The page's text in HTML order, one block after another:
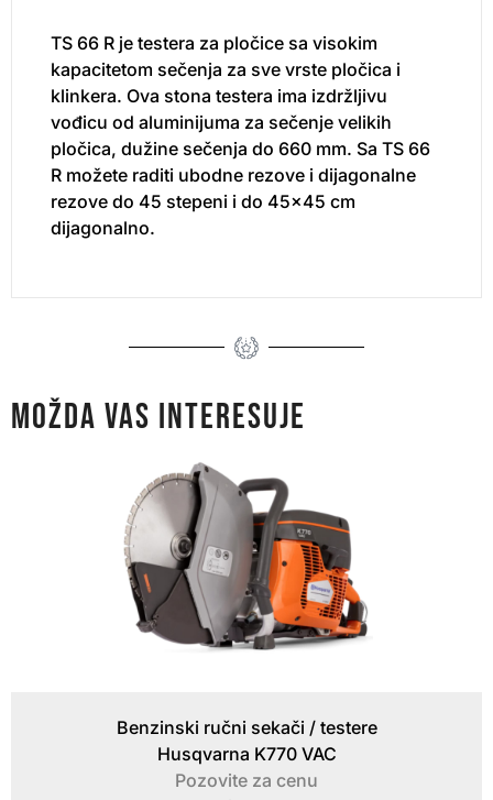
TS 66 R je testera za pločice sa visokim
kapacitetom sečenja za sve vrste pločica i
klinkera. Ova stona testera ima izdržljivu
vođicu od aluminijuma za sečenje velikih
pločica, dužine sečenja do 660 mm. Sa TS 66
R možete raditi ubodne rezove i dijagonalne
rezove do 45 stepeni i do 45×45 cm
dijagonalno.
MOŽDA VAS INTERESUJE
Benzinski ručni sekači / testere
Husqvarna K770 VAC
Pozovite za cenu